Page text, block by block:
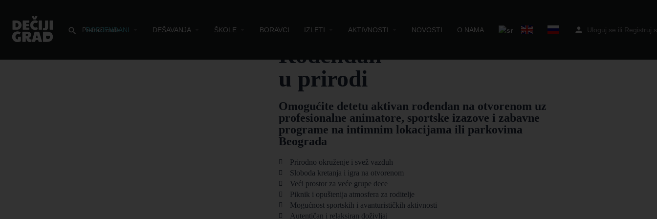
RODJENDANI DEŠAVANJA ŠKOLE BORAVCI IZLETI AKTIVNOSTI NOVOSTI O NAMA Uloguj se ili Registruj
Rođendan
u prirodi
Omogućite detetu aktivan rođendan na otvorenom uz
profesionalne animatore, sportske izazove i zabavne
programe na intimnim lokacijama ili parkovima
Beograda
Prirodno okruženje i svež vazduh
Sloboda kretanja i igra na otvorenom
Veći prostor za veće grupe dece
Piknik i opuštenija atmosfera za roditelje
Mogućnost sportskih i avanturističkih aktivnosti
Autentičan i relaksiran doživljaj